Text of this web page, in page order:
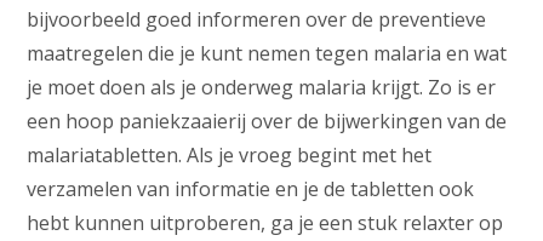
bijvoorbeeld goed informeren over de preventieve
maatregelen die je kunt nemen tegen malaria en wat
je moet doen als je onderweg malaria krijgt. Zo is er
een hoop paniekzaaierij over de bijwerkingen van de
malariatabletten. Als je vroeg begint met het
verzamelen van informatie en je de tabletten ook
hebt kunnen uitproberen, ga je een stuk relaxter op